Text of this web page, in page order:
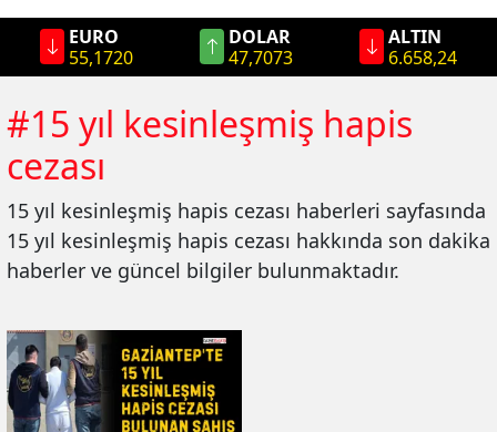
EURO
55,1720
DOLAR
47,7073
ALTIN
6.658,24
#15 yıl kesinleşmiş hapis
cezası
15 yıl kesinleşmiş hapis cezası haberleri sayfasında
15 yıl kesinleşmiş hapis cezası hakkında son dakika
haberler ve güncel bilgiler bulunmaktadır.